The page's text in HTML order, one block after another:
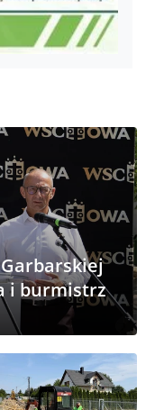
i burmistrz